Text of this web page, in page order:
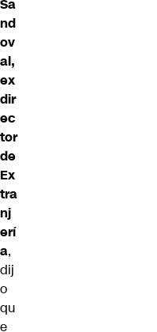
Sa
nd
ov
al,
ex
dir
ec
tor
de
Ex
tra
nj
erí
a,
dij
o
qu
e